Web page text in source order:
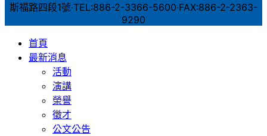
斯福路四段1號‧TEL:886-2-3366-5600‧FAX:886-2-2363-
9290
首頁
最新消息
活動
演講
榮譽
徵才
公文公告